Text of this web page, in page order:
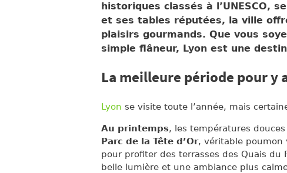
historiques classés à l’UNESCO,
et ses tables réputées, la ville
plaisirs gourmands. Que vous
simple flâneur, Lyon est une
La meilleure période pour y
Lyon se visite toute l’année, mais
Au printemps, les températures
Parc de la Tête d’Or, véritable poumon
pour profiter des terrasses des Quais du
belle lumière et une ambiance plus